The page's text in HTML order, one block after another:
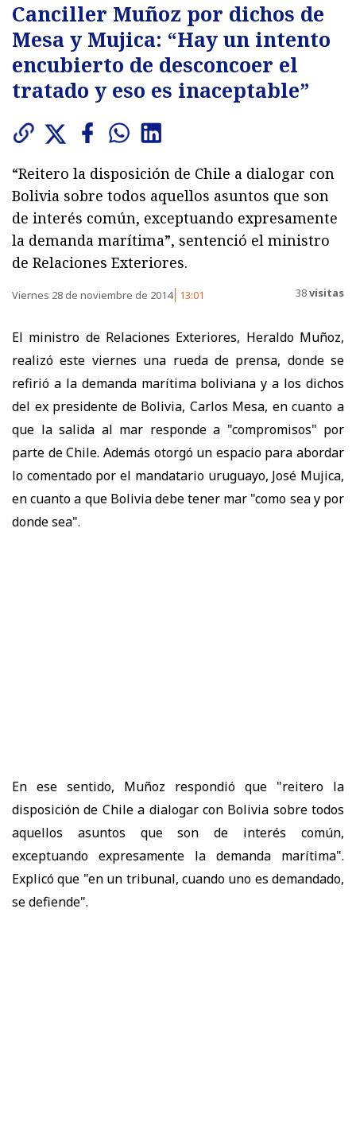
Canciller Muñoz por dichos de
Mesa y Mujica: “Hay un intento
encubierto de desconcoer el
tratado y eso es inaceptable”
“Reitero la disposición de Chile a dialogar con
Bolivia sobre todos aquellos asuntos que son
de interés común, exceptuando expresamente
la demanda marítima”, sentenció el ministro
de Relaciones Exteriores.
Viernes 28 de noviembre de 2014 13:01 38visitas
El ministro de Relaciones Exteriores, Heraldo Muñoz,
realizó este viernes una rueda de prensa, donde se
refirió a la demanda marítima boliviana y a los dichos
del ex presidente de Bolivia, Carlos Mesa, en cuanto a
que la salida al mar responde a "compromisos" por
parte de Chile. Además otorgó un espacio para abordar
lo comentado por el mandatario uruguayo, José Mujica,
en cuanto a que Bolivia debe tener mar "como sea y por
donde sea".
En ese sentido, Muñoz respondió que "reitero la
disposición de Chile a dialogar con Bolivia sobre todos
aquellos asuntos que son de interés común,
exceptuando expresamente la demanda marítima".
Explicó que "en un tribunal, cuando uno es demandado,
se defiende".